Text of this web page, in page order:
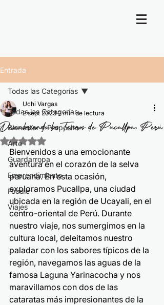
Entrada
Todas las Categorías
Bienestar y Propósito
Arte
Guardarropa
Emprendimiento
Foodie
Viajes
Todas las Categorías
Descubriendo los Tesoros de Pucallpa, Perú
Uchi Vargas
2 sept 2023 2 min de lectura
Obtuvo NaN de 5 estrellas.
Bienvenidos a una emocionante
aventura en el corazón de la selva
peruana. En esta ocasión,
exploramos Pucallpa, una ciudad
ubicada en la región de Ucayali, en el
centro-oriental de Perú. Durante
nuestro viaje, nos sumergimos en la
cultura local, deleitamos nuestro
paladar con los sabores típicos de la
región, navegamos las aguas de la
famosa Laguna Yarinacocha y nos
maravillamos con dos de las
cataratas más impresionantes de la